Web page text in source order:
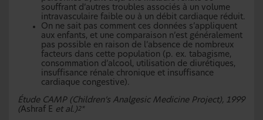
souffrant d’autres troubles associés à un volume
intravasculaire faible ou à un débit cardiaque réduit.
On ne sait pas comment ces données s’appliquent
aux enfants, et une comparaison n’est généralement
pas possible en raison de l’absence de nombreux
facteurs dans cette population (p. ex. tabagisme,
consommation d’alcool, utilisation de diurétiques,
insuffisance rénale chronique et insuffisance
cardiaque congestive).
Étude CAMP (Children’s Analgesic Medicine Project), 1999
(Ashraf E et al.) 2*